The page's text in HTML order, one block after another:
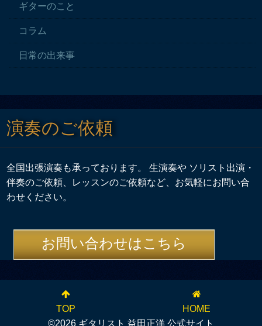
ギターのこと
コラム
日常の出来事
演奏のご依頼
全国出張演奏も承っております。 生演奏や ソリスト出演・
伴奏のご依頼、レッスンのご依頼など、お気軽にお問い合
わせください。
お問い合わせはこちら
TOP
HOME
©2026 ギタリスト 益田正洋 公式サイト